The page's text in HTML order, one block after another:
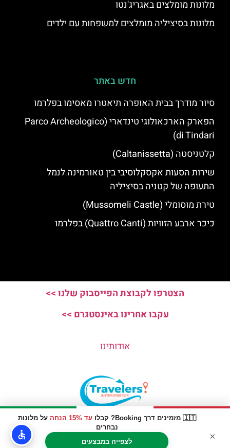
🇮🇹 מזמינים דרך Booking? קבלו עד 15% הנחה
על מלונות
נבחרים
לצפייה במבצעים
×
מלונות מומלצים באגריג'נטו
מלונות בסיציליה מומלצים למשפחות עם ילדים
חדש באתר
סיור מודרך בבית האופרה תיאטרו מאסימו בפלרמו
הפארק הארכאולוגי טינדארי (Parco Archeologico
di Tindari)
קלטניסטה (Caltanissetta)
שירות הסעות אקסקלוסיבי בין טאורמינה לנמל
התעופה של קטניה בסיציליה
טירת מוסומלי (Mussomeli Castle)
כיכר ארבע הזוויות (Quattro Canti) בפלרמו
הצטרפו לקבוצת הפייסבוק שלנו >>
עקבו אחרינו באינסטגרם >>
אודותינו
האתר הינו אתר המלצות מטיילים © כל הזכויות שמורות לסוכנות
TRAVELERS.CO.IL